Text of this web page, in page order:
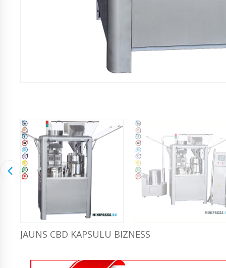
JAUNS CBD KAPSULU BIZNESS